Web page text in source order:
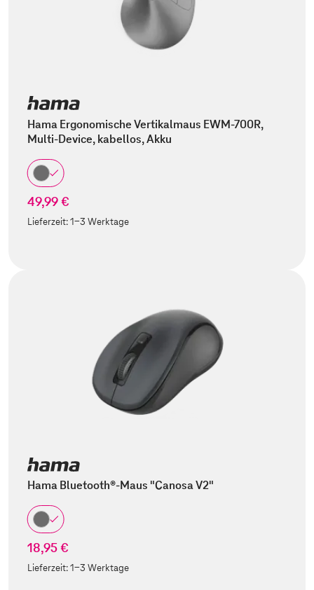
Hama Ergonomische Vertikalmaus EWM-700R,
Multi-Device, kabellos, Akku
49,99 €
Lieferzeit:1-3 Werktage
Hama Bluetooth®-Maus "Canosa V2"
18,95 €
Lieferzeit:1-3 Werktage